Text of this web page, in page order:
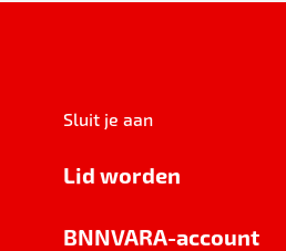
Sluit je aan
Lid worden
BNNVARA-account